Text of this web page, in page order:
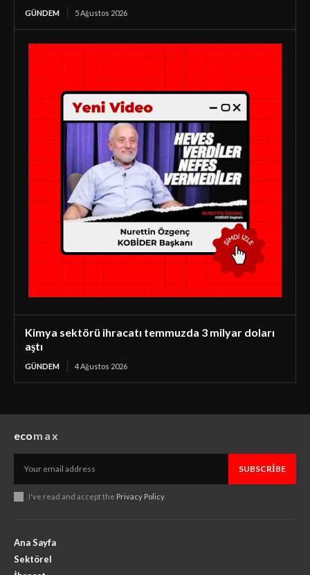
GÜNDEM 5 Ağustos 2026
Kimya sektörü ihracatı temmuzda 3 milyar doları
aştı
GÜNDEM 4 Ağustos 2026
ecomax
SUBSCRIBE
I've read and accept the Privacy Policy.
Ana Sayfa
Sektörel